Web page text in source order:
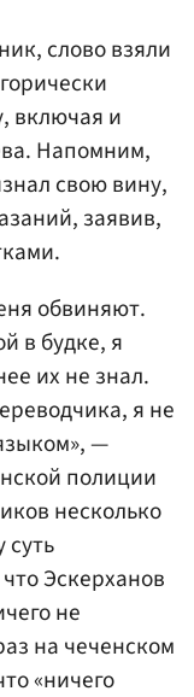
слово взяли
включая и
Напомним,
свою вину,
заявив,
обвиняют.
в будке, я
их не знал.
я не
—
полиции
несколько
суть
Эскерханов
не
на чеченском
«ничего